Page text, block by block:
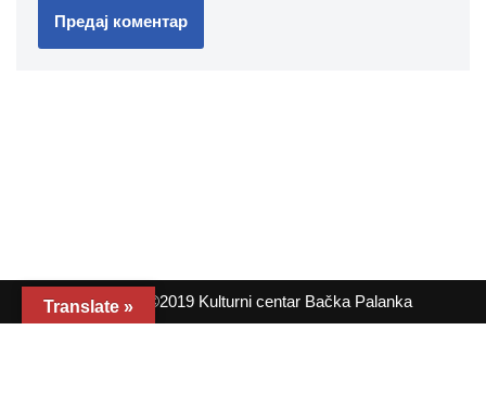
Copyright ©2019 Kulturni centar Bačka Palanka
Translate »